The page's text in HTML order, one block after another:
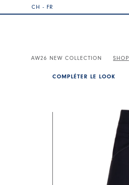
CH - FR
AW26 NEW COLLECTION SHOP
COMPLÉTER LE LOOK